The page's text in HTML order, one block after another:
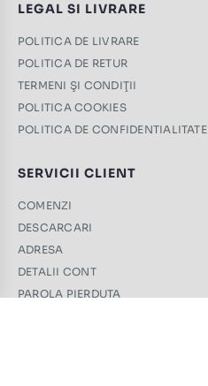
LEGAL SI LIVRARE
POLITICA DE LIVRARE
POLITICA DE RETUR
TERMENI ŞI CONDIŢII
POLITICA COOKIES
POLITICA DE CONFIDENTIALITATE
SERVICII CLIENT
COMENZI
DESCARCARI
ADRESA
DETALII CONT
PAROLA PIERDUTA